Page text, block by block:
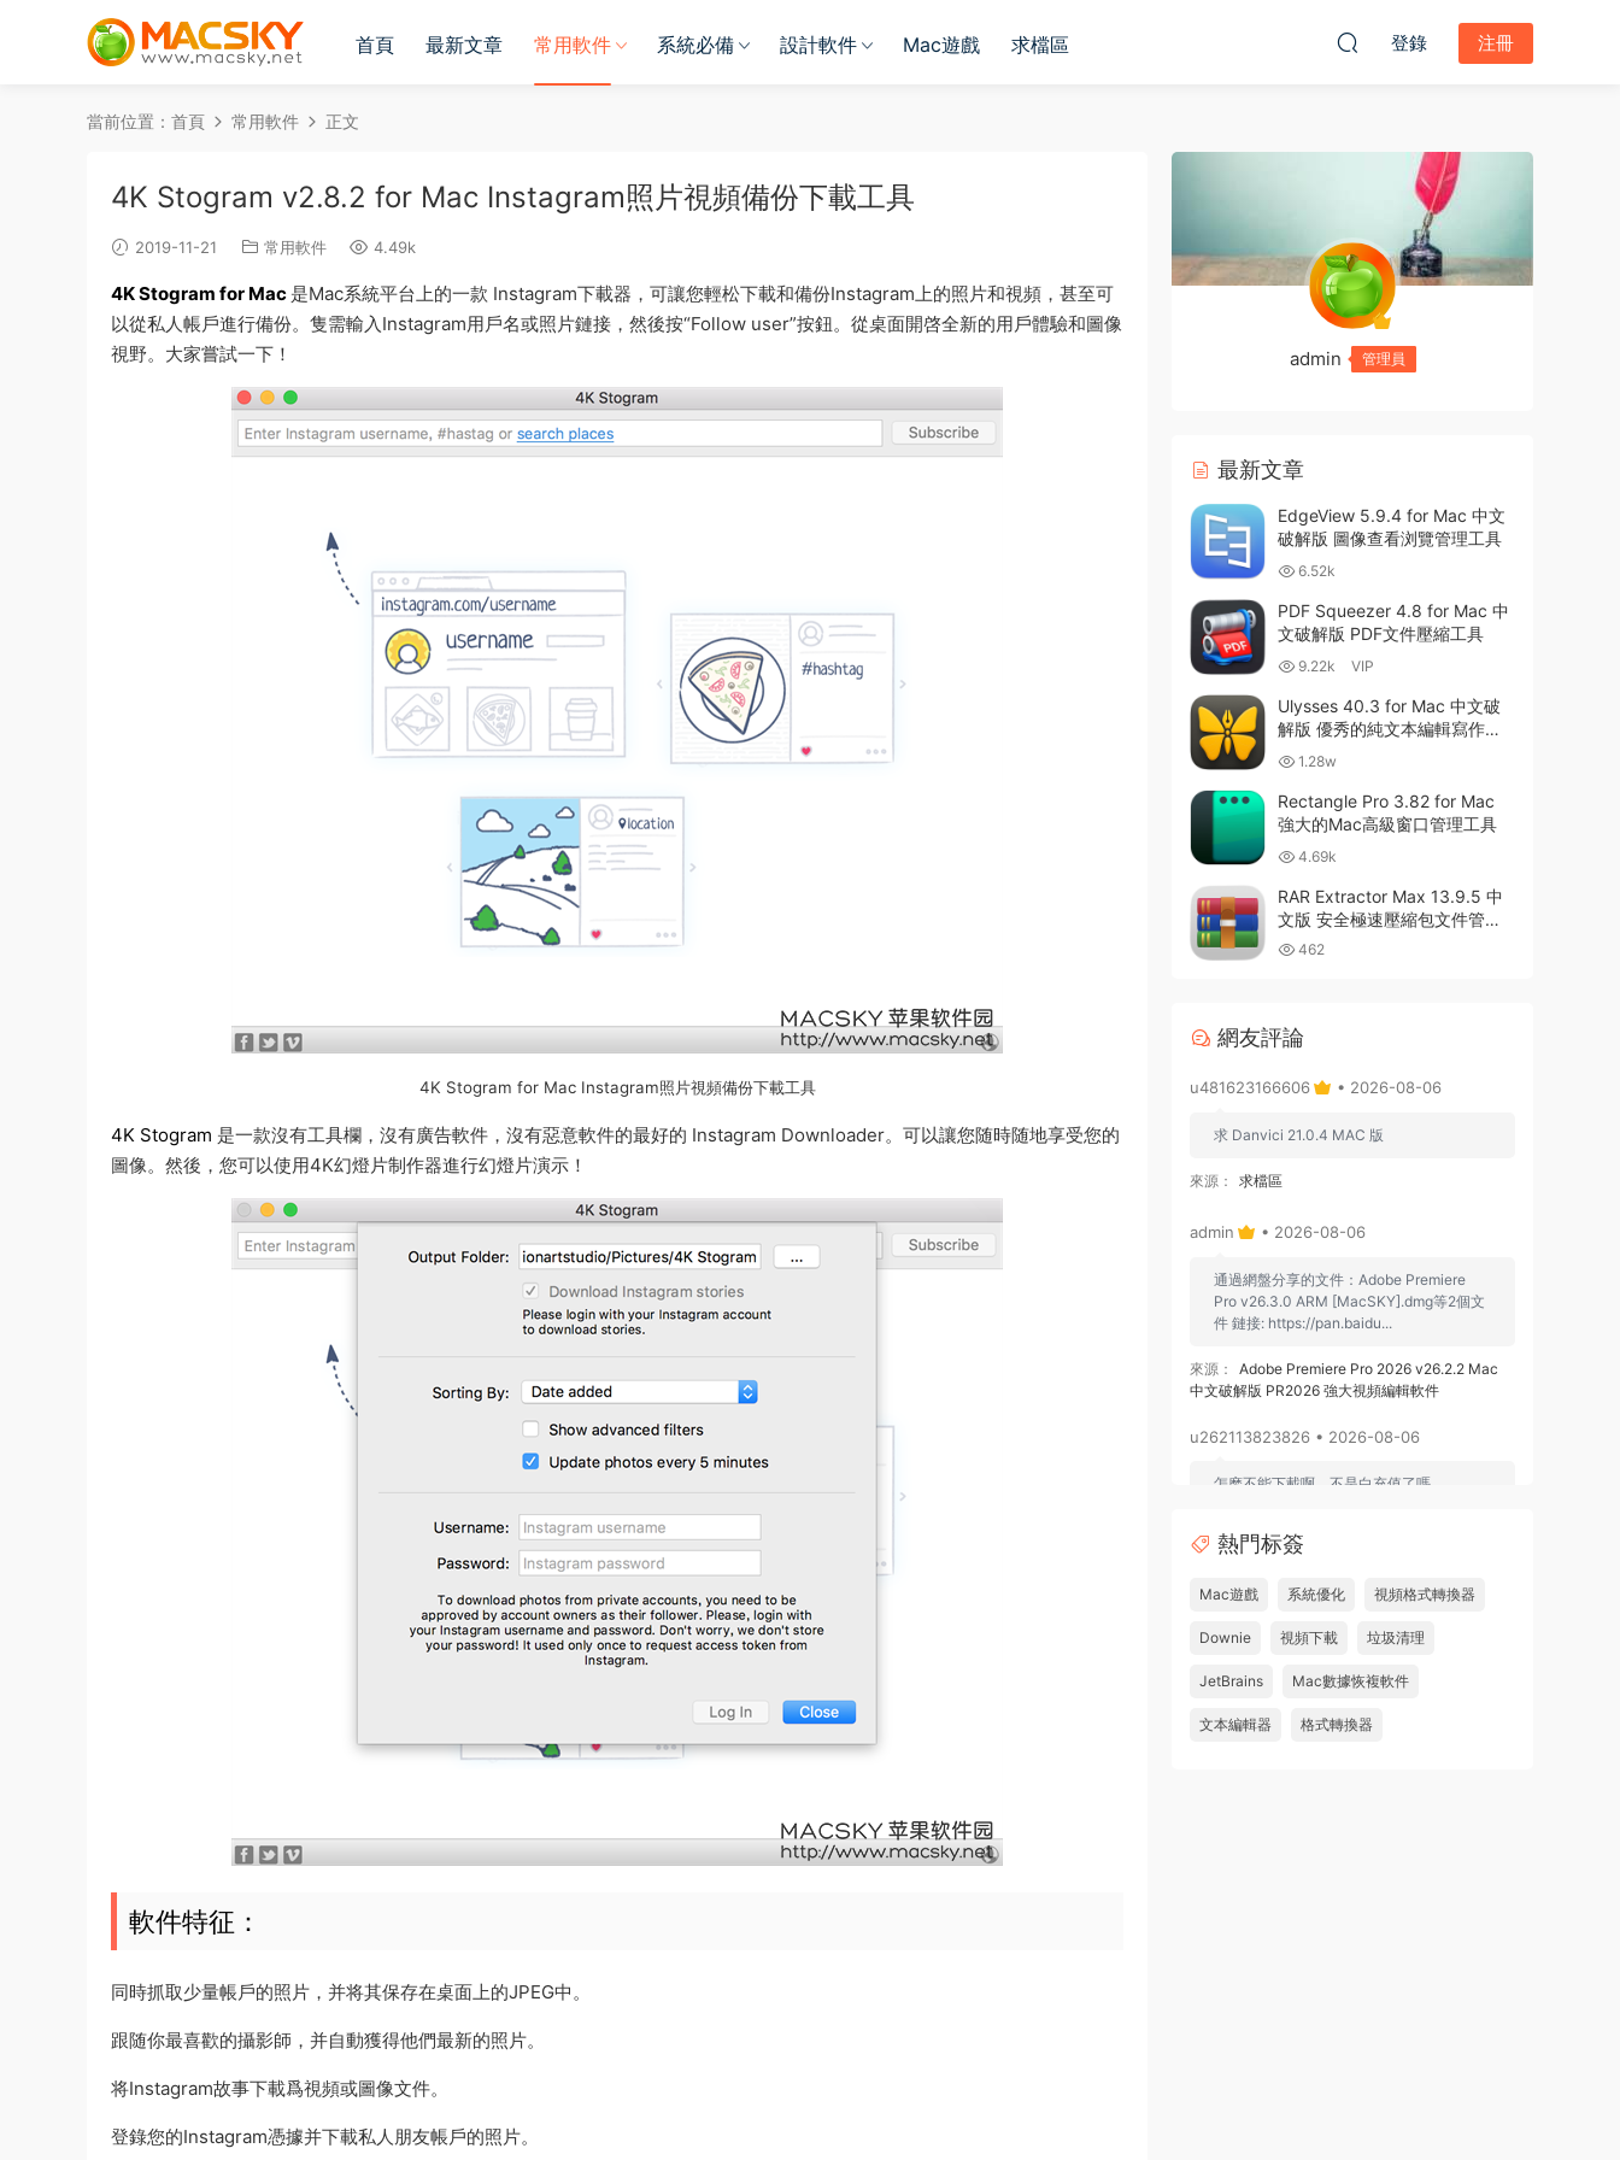
首頁 最新文章 常用軟件 系統必備 設計軟件 Mac遊戲 求檔區 登錄 注冊
當前位置： 首頁 常用軟件 正文
4K Stogram v2.8.2 for Mac Instagram照片視頻備份下載工具
2019-11-21 常用軟件 4.49k
4K Stogram for Mac 是Mac系統平台上的一款 Instagram下載器，可讓您輕松下載和備份Instagram上的照片和視頻，甚至可
以從私人帳戶進行備份。隻需輸入Instagram用戶名或照片鏈接，然後按“Follow user”按鈕。從桌面開啓全新的用戶體驗和圖像
視野。大家嘗試一下！
4K Stogram for Mac Instagram照片視頻備份下載工具
4K Stogram 是一款沒有工具欄，沒有廣告軟件，沒有惡意軟件的最好的 Instagram Downloader。可以讓您随時随地享受您的
圖像。然後，您可以使用4K幻燈片制作器進行幻燈片演示！
軟件特征：
同時抓取少量帳戶的照片，并将其保存在桌面上的JPEG中。
跟随你最喜歡的攝影師，并自動獲得他們最新的照片。
将Instagram故事下載爲視頻或圖像文件。
登錄您的Instagram憑據并下載私人朋友帳戶的照片。
admin 管理員
最新文章
EdgeView 5.9.4 for Mac 中文
破解版 圖像查看浏覽管理工具
6.52k
PDF Squeezer 4.8 for Mac 中
文破解版 PDF文件壓縮工具
9.22k VIP
Ulysses 40.3 for Mac 中文破
解版 優秀的純文本編輯寫作軟
件 1.28w
Rectangle Pro 3.82 for Mac
強大的Mac高級窗口管理工具
4.69k
RAR Extractor Max 13.9.5 中
文版 安全極速壓縮包文件管理
器 462
網友評論
u481623166606 • 2026-08-06
求 Danvici 21.0.4 MAC 版
來源： 求檔區
admin • 2026-08-06
通過網盤分享的文件：Adobe Premiere
Pro v26.3.0 ARM [MacSKY].dmg等2個文
件 鏈接: https://pan.baidu...
來源：
Adobe Premiere Pro 2026 v26.2.2 Mac
中文破解版 PR2026 強大視頻編輯軟件
u262113823826 • 2026-08-06
怎麽不能下載啊，不是白充值了嗎
來源：
Adobe Premiere Pro 2026 v26.2.2 Mac
中文破解版 PR2026 強大視頻編輯軟件
u604731536624 • 2026-07-15
中文破解版
熱門标簽
Mac遊戲 系統優化 視頻格式轉換器
Downie 視頻下載 垃圾清理
JetBrains Mac數據恢複軟件
文本編輯器 格式轉換器